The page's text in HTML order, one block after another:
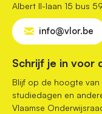
Albert II-laan 15 bus
info@vlor.be
Schrijf je in voor
Blijf op de hoogte
studiedagen en
Vlaamse